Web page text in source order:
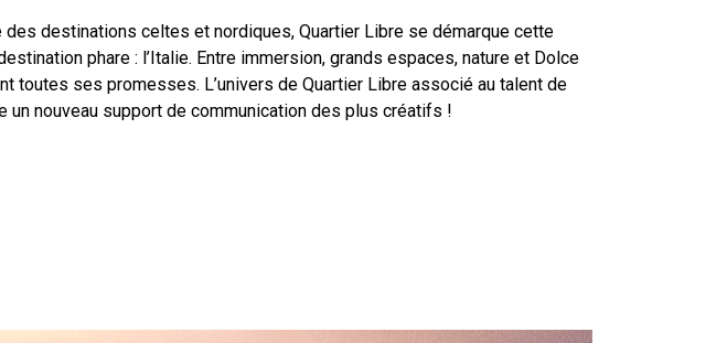
des destinations celtes et nordiques, Quartier Libre se démarque cette
phare : l’Italie. Entre immersion, grands espaces, nature et Dolce
toutes ses promesses. L’univers de Quartier Libre associé au talent de
un nouveau support de communication des plus créatifs !